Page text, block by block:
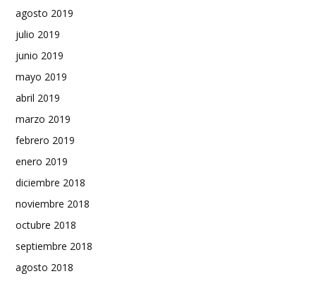
agosto 2019
julio 2019
junio 2019
mayo 2019
abril 2019
marzo 2019
febrero 2019
enero 2019
diciembre 2018
noviembre 2018
octubre 2018
septiembre 2018
agosto 2018